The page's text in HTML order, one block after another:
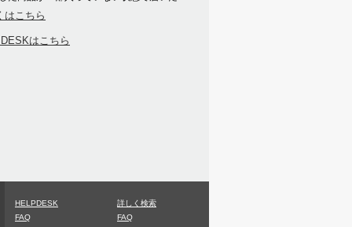
こちら
はこちら
HELPDESK
FAQ
詳しく検索
FAQ